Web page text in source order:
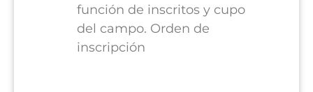
función de inscritos y cupo
del campo. Orden de
inscripción